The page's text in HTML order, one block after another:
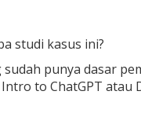
studi kasus ini?
punya dasar
to ChatGPT